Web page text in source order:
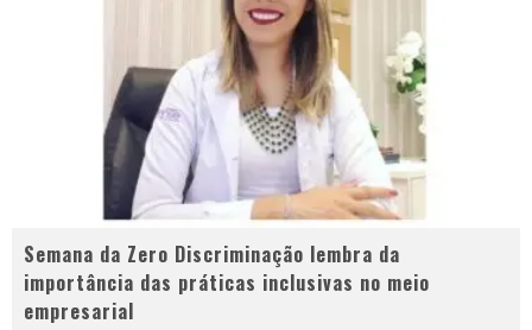
Semana da Zero Discriminação lembra da
importância das práticas inclusivas no meio
empresarial